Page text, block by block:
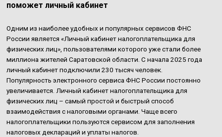
поможет личный кабинет
Одним из наиболее удобных и популярных сервисов ФНС
России является «Личный кабинет налогоплательщика для
физических лиц», пользователями которого уже стали более
миллиона жителей Саратовской области. С начала 2025 года
личный кабинет подключили 230 тысяч человек.
Популярность электронного сервиса ФНС России постоянно
увеличивается. Личный кабинет налогоплательщика для
физических лиц – самый простой и быстрый способ
взаимодействия с налоговыми органами. Чаще всего
налогоплательщики пользуются сервисом для заполнения
налоговых деклараций и уплаты налогов.